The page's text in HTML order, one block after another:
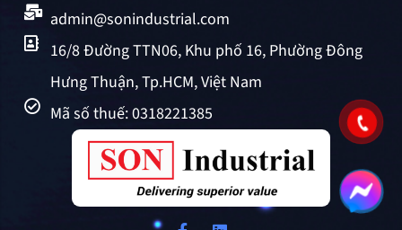
admin@sonindustrial.com
16/8 Đường TTN06, Khu phố 16, Phường Đông
Hưng Thuận, Tp.HCM, Việt Nam
Mã số thuế: 0318221385